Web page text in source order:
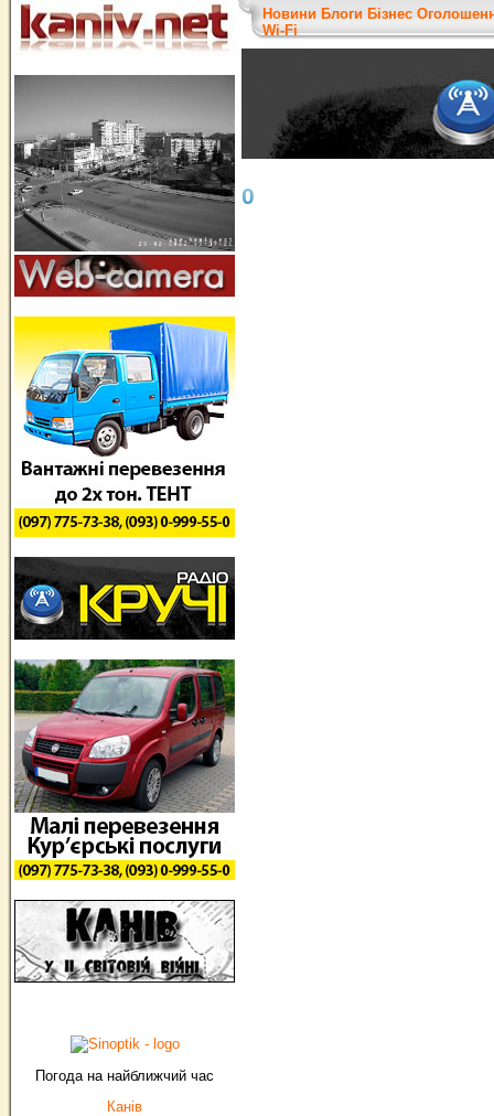
Погода на найближчий час
Канів
Новини Блоги Бізнес
Wi-Fi
0